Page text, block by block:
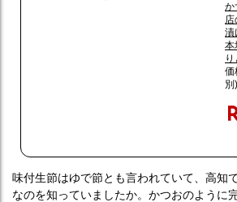
か
店
漬
本
価
別)
味付生節はゆで節とも言われていて、高知
なのを知っていましたか。かつおのように